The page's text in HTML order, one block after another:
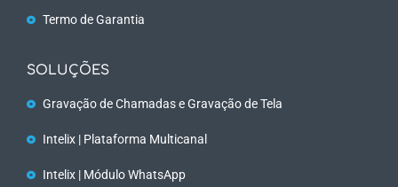
Termo de Garantia
SOLUÇÕES
Gravação de Chamadas e Gravação de Tela
Intelix | Plataforma Multicanal
Intelix | Módulo WhatsApp